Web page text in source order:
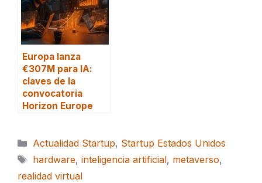
Europa lanza
€307M para IA:
claves de la
convocatoria
Horizon Europe
Categorías
Actualidad Startup, Startup Estados Unidos
Etiquetas
hardware, inteligencia artificial, metaverso,
realidad virtual